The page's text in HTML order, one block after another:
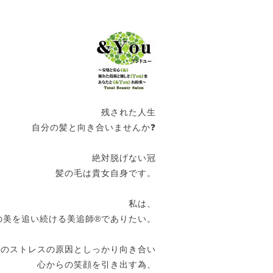
残された人生
自分の髪と向き合いませんか❓
絶対脱げない冠
髪の毛は貴女自身です。
私は、
美を追い続ける美追師®️でありたい。
ストレスの原因としっかり向き合い
心からの笑顔を引き出す為、